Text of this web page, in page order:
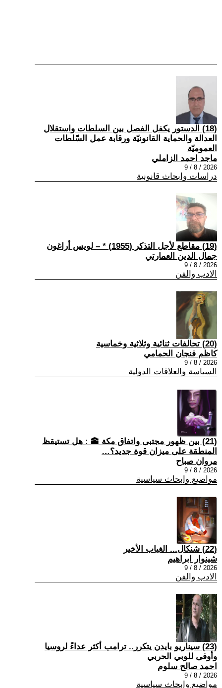
(18) الدستور يكفل الفصل بين السلطات واستقلال
العدالة والحماية القانونيّة ورقابة عمل السّلطات
العموميّة
ماجد احمد الزاملي
2026 / 8 / 9
دراسات وابحاث قانونية
(19) مقاطع لأجل التذكر (1955) * – لويس أراغون
جمال الدين العمارتي
2026 / 8 / 9
الادب والفن
(20) تحالفات ثنائية وثلاثية وخماسية
كاظم فنجان الحمامي
2026 / 8 / 9
السياسة والعلاقات الدولية
(21) بين ظهور مجتبى واتفاق مكة 🕋 : هل تستيقظ
المنطقة على ميزان قوة جديد؟…
مروان صباح
2026 / 8 / 9
مواضيع وابحاث سياسية
(22) شنكال... الغياب الأخير
شينوار ابراهيم
2026 / 8 / 9
الادب والفن
(23) سيناريو بايدن يتكرر.. ترامب أكثر عداءً لروسيا
وأوفى للوبي الحربي
احمد صالح سلوم
2026 / 8 / 9
مواضيع وابحاث سياسية